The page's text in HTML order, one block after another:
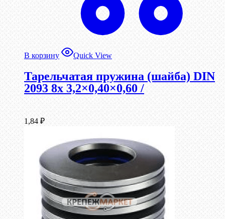
В корзину Quick View
Тарельчатая пружина (шайба) DIN
2093 8x 3,2×0,40×0,60 /
1,84 ₽